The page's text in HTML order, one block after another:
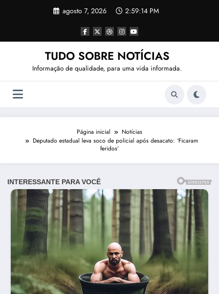
agosto 7, 2026 2:59:17 PM
TUDO SOBRE NOTÍCIAS
Informação de qualidade, para uma vida informada.
Página inicial
Notícias
Deputado estadual leva soco de policial após desacato: ‘Ficaram
feridos’